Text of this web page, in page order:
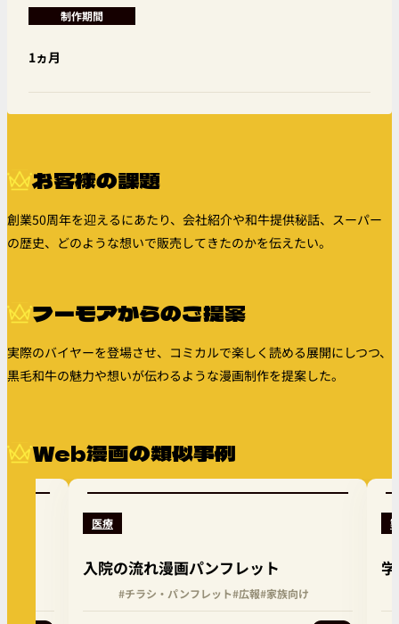
制作期間
1ヵ月
お客様の課題
創業50周年を迎えるにあたり、会社紹介や和牛提供秘話、スーパー
の歴史、どのような想いで販売してきたのかを伝えたい。
フーモアからのご提案
実際のバイヤーを登場させ、コミカルで楽しく読める展開にしつつ、
黒毛和牛の魅力や想いが伝わるような漫画制作を提案した。
Web漫画の類似事例
医療
入院の流れ漫画パンフレット
#チラシ・パンフレット#広報#家族向け